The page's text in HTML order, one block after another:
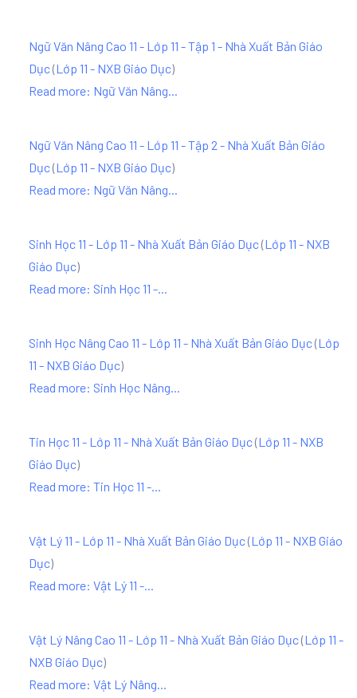
Ngữ Văn Nâng Cao 11 - Lớp 11 - Tập 1 - Nhà Xuất Bản Giáo
Dục(Lớp 11 - NXB Giáo Dục)
Read more: Ngữ Văn Nâng...
Ngữ Văn Nâng Cao 11 - Lớp 11 - Tập 2 - Nhà Xuất Bản Giáo
Dục(Lớp 11 - NXB Giáo Dục)
Read more: Ngữ Văn Nâng...
Sinh Học 11 - Lớp 11 - Nhà Xuất Bản Giáo Dục(Lớp 11 - NXB
Giáo Dục)
Read more: Sinh Học 11 -...
Sinh Học Nâng Cao 11 - Lớp 11 - Nhà Xuất Bản Giáo Dục(Lớp
11 - NXB Giáo Dục)
Read more: Sinh Học Nâng...
Tin Học 11 - Lớp 11 - Nhà Xuất Bản Giáo Dục(Lớp 11 - NXB
Giáo Dục)
Read more: Tin Học 11 -...
Vật Lý 11 - Lớp 11 - Nhà Xuất Bản Giáo Dục(Lớp 11 - NXB Giáo
Dục)
Read more: Vật Lý 11 -...
Vật Lý Nâng Cao 11 - Lớp 11 - Nhà Xuất Bản Giáo Dục(Lớp 11 -
NXB Giáo Dục)
Read more: Vật Lý Nâng...